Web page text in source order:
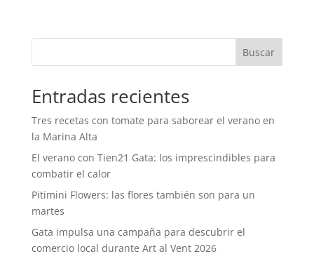
Buscar
Entradas recientes
Tres recetas con tomate para saborear el verano en
la Marina Alta
El verano con Tien21 Gata: los imprescindibles para
combatir el calor
Pitimini Flowers: las flores también son para un
martes
Gata impulsa una campaña para descubrir el
comercio local durante Art al Vent 2026